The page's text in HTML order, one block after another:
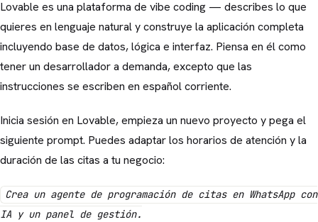
Lovable es una plataforma de vibe coding — describes lo que
quieres en lenguaje natural y construye la aplicación completa
incluyendo base de datos, lógica e interfaz. Piensa en él como
tener un desarrollador a demanda, excepto que las
instrucciones se escriben en español corriente.
Inicia sesión en Lovable, empieza un nuevo proyecto y pega el
siguiente prompt. Puedes adaptar los horarios de atención y la
duración de las citas a tu negocio:
Crea un agente de programación de citas en WhatsApp con
IA y un panel de gestión.